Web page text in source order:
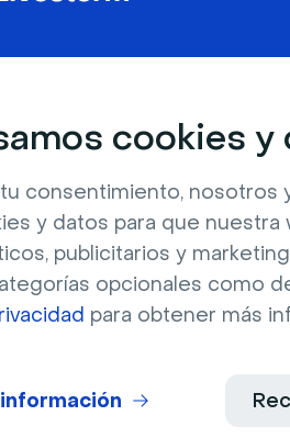
cookies y
consentimiento, nosotros
y datos para que
publicitarios y
opcionales como
para obtener más
una licencia
Esta licencia está
la información de
se reserva el
el Usuario debe tener
momento de
por razones
publicación en internet,